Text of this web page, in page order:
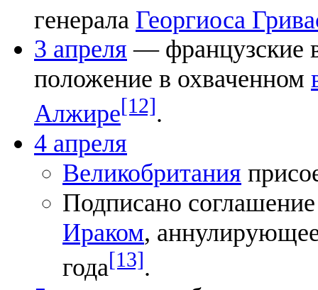
генерала Георгиоса
3 апреля — французские
положение в охваченном
Алжире[12].
4 апреля
Великобритания
Подписано
Ираком,
года[13].